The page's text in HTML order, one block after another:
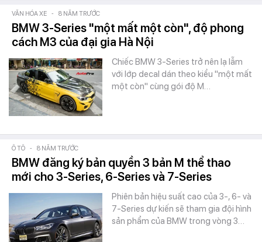
VĂN HÓA XE - 8 NĂM TRƯỚC
BMW 3-Series "một mất một còn", độ phong
cách M3 của đại gia Hà Nội
Chiếc BMW 3-Series trở nên lạ lẫm
với lớp decal dán theo kiểu "một mất
một còn" cùng gói độ M…
Ô TÔ - 8 NĂM TRƯỚC
BMW đăng ký bản quyền 3 bản M thể thao
mới cho 3-Series, 6-Series và 7-Series
Phiên bản hiệu suất cao của 3-, 6- và
7-Series dự kiến sẽ tham gia đội hình
sản phẩm của BMW trong vòng 3…